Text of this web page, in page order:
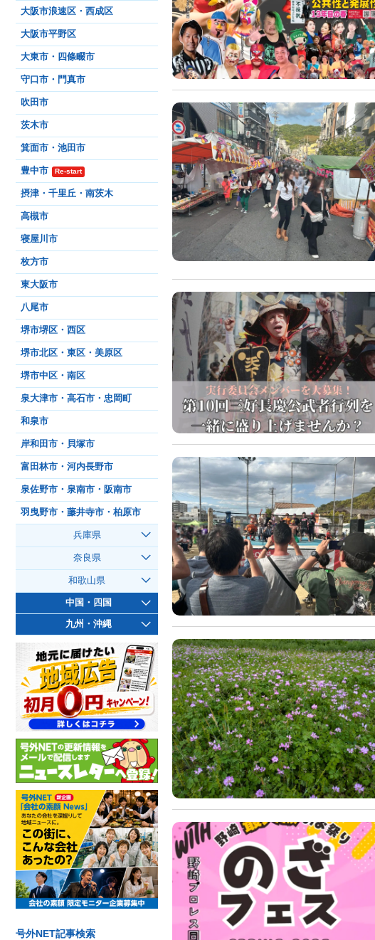
大阪市浪速区・西成区
大阪市平野区
大東市・四條畷市
守口市・門真市
吹田市
茨木市
箕面市・池田市
豊中市 Re-start
摂津・千里丘・南茨木
高槻市
寝屋川市
枚方市
東大阪市
八尾市
堺市堺区・西区
堺市北区・東区・美原区
堺市中区・南区
泉大津市・高石市・忠岡町
和泉市
岸和田市・貝塚市
富田林市・河内長野市
泉佐野市・泉南市・阪南市
羽曳野市・藤井寺市・柏原市
兵庫県
奈良県
和歌山県
中国・四国
九州・沖縄
号外NET記事検索